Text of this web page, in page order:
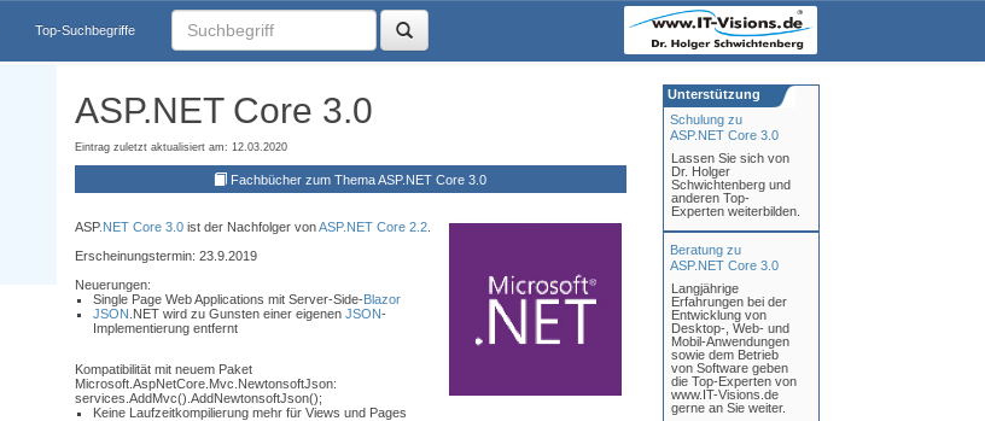
Top-Suchbegriffe
ASP.NET Core 3.0
Eintrag zuletzt aktualisiert am: 12.03.2020
Fachbücher zum Thema ASP.NET Core 3.0
ASP.NET Core 3.0ist der Nachfolger vonASP.NET Core 2.2.
Erscheinungstermin: 23.9.2019
Neuerungen:
Single Page Web Applications mit Server-Side-Blazor
JSON .NET wird zu Gunsten einer eigenen JSON-
Implementierung entfernt
Kompatibilität mit neuem Paket
Microsoft.AspNetCore.Mvc.NewtonsoftJson:
services.AddMvc().AddNewtonsoftJson();
Keine Laufzeitkompilierung mehr für Views und Pages
Schulung zu
ASP.NET Core 3.0
Lassen Sie sich von
Dr. Holger
Schwichtenberg und
anderen Top-
Experten weiterbilden.
Beratung zu
ASP.NET Core 3.0
Langjährige
Erfahrungen bei der
Entwicklung von
Desktop-, Web- und
Mobil-Anwendungen
sowie dem Betrieb
von Software geben
die Top-Experten von
www.IT-Visions.de
gerne an Sie weiter.
Unterstützung